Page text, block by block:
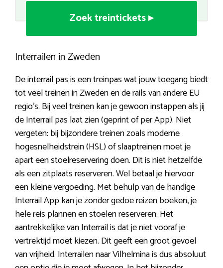
Zoek treintickets ▸
Interrailen in Zweden
De interrail pas is een treinpas wat jouw toegang biedt
tot veel treinen in Zweden en de rails van andere EU
regio’s. Bij veel treinen kan je gewoon instappen als jij
de Interrail pas laat zien (geprint of per App). Niet
vergeten: bij bijzondere treinen zoals moderne
hogesnelheidstrein (HSL) of slaaptreinen moet je
apart een stoelreservering doen. Dit is niet hetzelfde
als een zitplaats reserveren. Wel betaal je hiervoor
een kleine vergoeding. Met behulp van de handige
Interrail App kan je zonder gedoe reizen boeken, je
hele reis plannen en stoelen reserveren. Het
aantrekkelijke van Interrail is dat je niet vooraf je
vertrektijd moet kiezen. Dit geeft een groot gevoel
van vrijheid. Interrailen naar Vilhelmina is dus absoluut